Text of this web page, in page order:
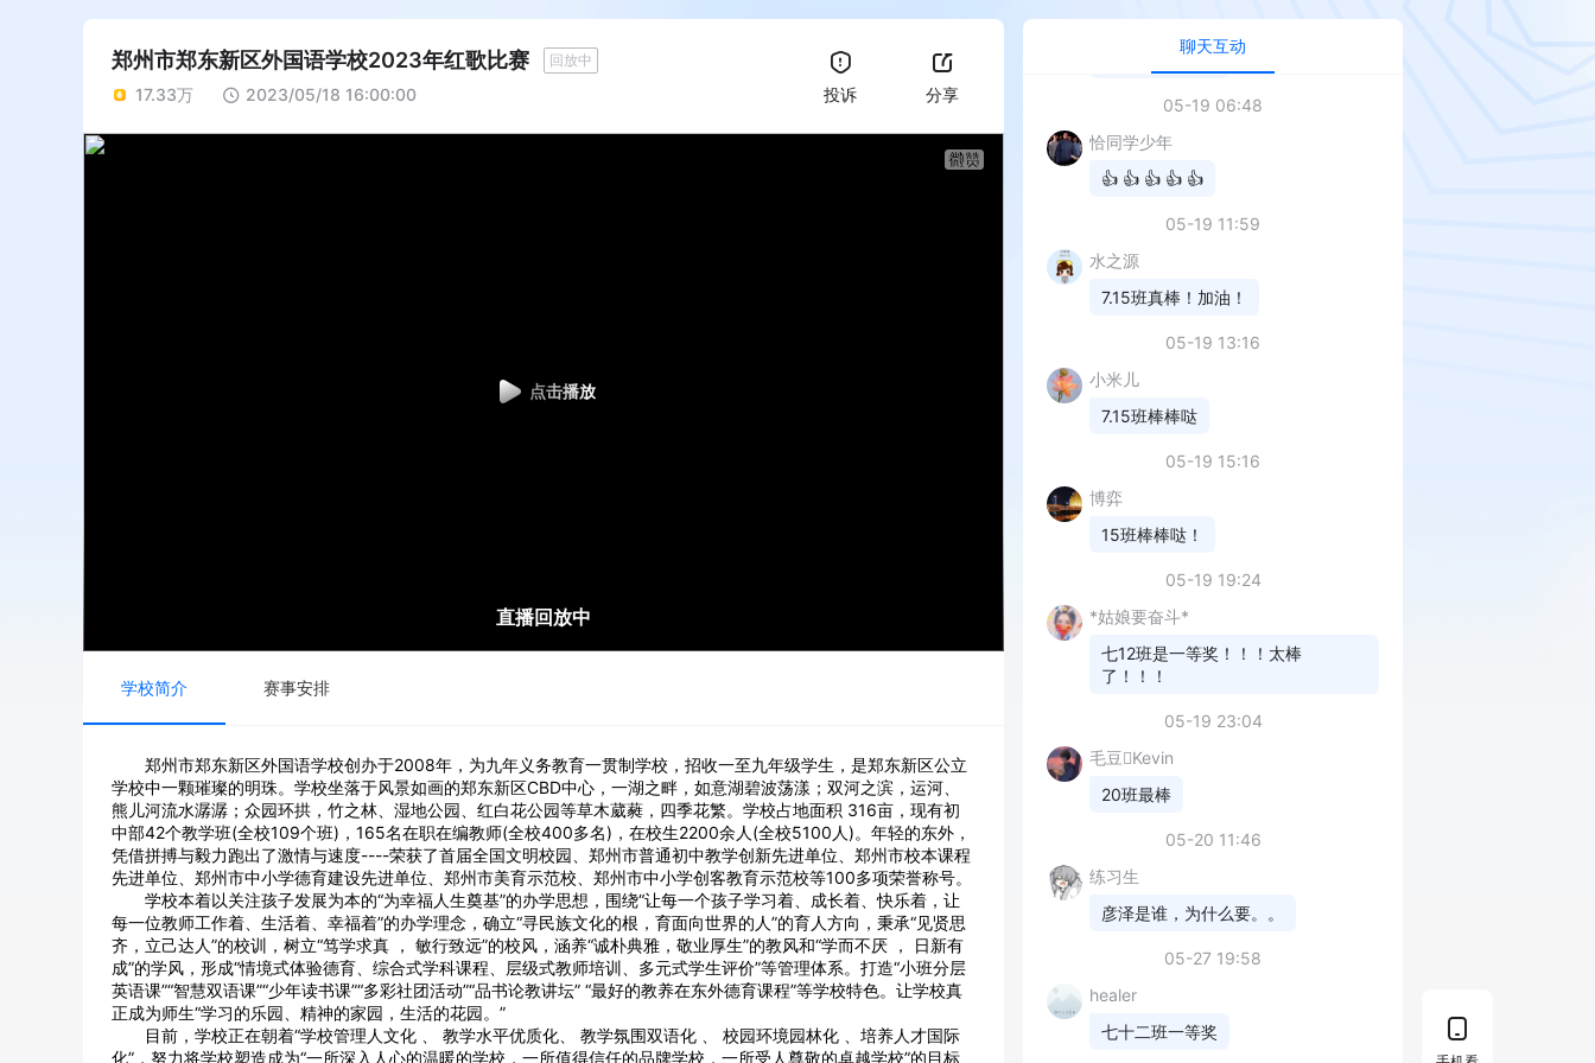
郑州市郑东新区外国语学校2023年红歌比赛 回放中
17.33万 2023/05/18 16:00:00 投诉 分享
点击播放
直播回放中
学校简介 赛事安排
郑州市郑东新区外国语学校创办于2008年，为九年义务教育一贯制学校，招收一至九年级学生，是郑东新区公立
学校中一颗璀璨的明珠。学校坐落于风景如画的郑东新区CBD中心，一湖之畔，如意湖碧波荡漾；双河之滨，运河、
熊儿河流水潺潺；众园环拱，竹之林、湿地公园、红白花公园等草木葳蕤，四季花繁。学校占地面积 316亩，现有初
中部42个教学班(全校109个班)，165名在职在编教师(全校400多名)，在校生2200余人(全校5100人)。年轻的东外，
凭借拼搏与毅力跑出了激情与速度----荣获了首届全国文明校园、郑州市普通初中教学创新先进单位、郑州市校本课程
先进单位、郑州市中小学德育建设先进单位、郑州市美育示范校、郑州市中小学创客教育示范校等100多项荣誉称号。
学校本着以关注孩子发展为本的“为幸福人生奠基”的办学思想，围绕“让每一个孩子学习着、成长着、快乐着，让
每一位教师工作着、生活着、幸福着”的办学理念，确立“寻民族文化的根，育面向世界的人”的育人方向，秉承“见贤思
齐，立己达人”的校训，树立“笃学求真 ， 敏行致远”的校风，涵养“诚朴典雅，敬业厚生”的教风和“学而不厌 ， 日新有
成”的学风，形成“情境式体验德育、综合式学科课程、层级式教师培训、多元式学生评价”等管理体系。打造“小班分层
英语课”“智慧双语课”“少年读书课”“多彩社团活动”“品书论教讲坛” “最好的教养在东外德育课程”等学校特色。让学校真
正成为师生“学习的乐园、精神的家园，生活的花园。”
目前，学校正在朝着“学校管理人文化 、 教学水平优质化、 教学氛围双语化 、 校园环境园林化 、培养人才国际
化”，努力将学校塑造成为“一所深入人心的温暖的学校，一所值得信任的品牌学校，一所受人尊敬的卓越学校”的目标
聊天互动
阿尔皮纳袋鼠蔡东升
七四班，一等奖
05-19 06:48
恰同学少年
👍 👍 👍 👍 👍
05-19 11:59
水之源
7.15班真棒！加油！
05-19 13:16
小米儿
7.15班棒棒哒
05-19 15:16
博弈
15班棒棒哒！
05-19 19:24
*姑娘要奋斗*
七12班是一等奖！！！太棒
了！！！
05-19 23:04
毛豆Kevin
20班最棒
05-20 11:46
练习生
彦泽是谁，为什么要。。
05-27 19:58
healer
七十二班一等奖